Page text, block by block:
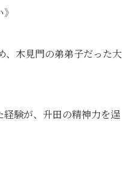
、木見門の弟弟子だった大
験が、升田の精神力を逞